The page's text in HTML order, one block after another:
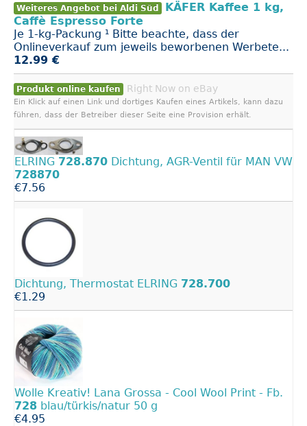
Weiteres Angebot bei Aldi Süd
KÄFER Kaffee 1 kg,
Caffè Espresso Forte
Je 1-kg-Packung ¹ Bitte beachte, dass der
Onlineverkauf zum jeweils beworbenen Werbete...
12.99 €
Produkt online kaufen Right Now on eBay
Ein Klick auf einen Link und dortiges Kaufen eines Artikels, kann dazu
führen, dass der Betreiber dieser Seite eine Provision erhält.
ELRING 728.870 Dichtung, AGR-Ventil für MAN VW
728870
€7.56
Dichtung, Thermostat ELRING 728.700
€1.29
Wolle Kreativ! Lana Grossa - Cool Wool Print - Fb.
728 blau/türkis/natur 50 g
€4.95